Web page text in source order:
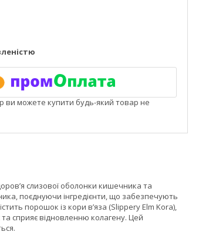
ви можете купити будь-який товар не
слизової оболонки кишечника та
поєднуючи інгредієнти, що забезпечують
порошок із кори в’яза (Slippery Elm Kora),
сприяє відновленню колагену. Цей